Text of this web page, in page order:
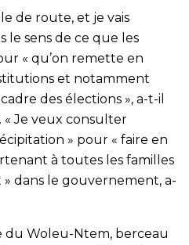
de route, et je vais
le sens de ce que les
« qu’on remette en
et notamment
des élections », a-t-il
Je veux consulter
» pour « faire en
à toutes les familles
dans le gouvernement, a-
du Woleu-Ntem, berceau